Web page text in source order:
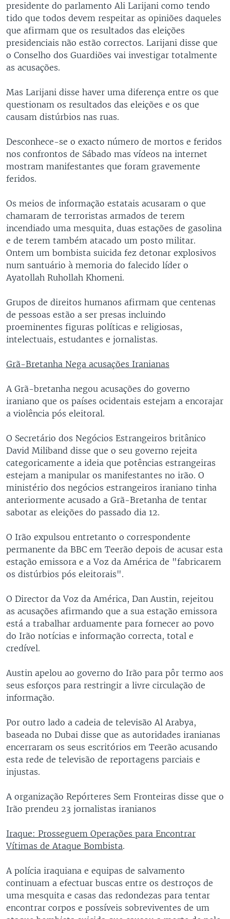
presidente do parlamento Ali Larijani como tendo
tido que todos devem respeitar as opiniões daqueles
que afirmam que os resultados das eleições
presidenciais não estão correctos. Larijani disse que
o Conselho dos Guardiões vai investigar totalmente
as acusações.
Mas Larijani disse haver uma diferença entre os que
questionam os resultados das eleições e os que
causam distúrbios nas ruas.
Desconhece-se o exacto número de mortos e feridos
nos confrontos de Sábado mas vídeos na internet
mostram manifestantes que foram gravemente
feridos.
Os meios de informação estatais acusaram o que
chamaram de terroristas armados de terem
incendiado uma mesquita, duas estações de gasolina
e de terem também atacado um posto militar.
Ontem um bombista suicida fez detonar explosivos
num santuário à memoria do falecido líder o
Ayatollah Ruhollah Khomeni.
Grupos de direitos humanos afirmam que centenas
de pessoas estão a ser presas incluindo
proeminentes figuras políticas e religiosas,
intelectuais, estudantes e jornalistas.
Grã-Bretanha Nega acusações Iranianas
A Grã-bretanha negou acusações do governo
iraniano que os países ocidentais estejam a encorajar
a violência pós eleitoral.
O Secretário dos Negócios Estrangeiros britânico
David Miliband disse que o seu governo rejeita
categoricamente a ideia que potências estrangeiras
estejam a manipular os manifestantes no irão. O
ministério dos negócios estrangeiros iraniano tinha
anteriormente acusado a Grã-Bretanha de tentar
sabotar as eleições do passado dia 12.
O Irão expulsou entretanto o correspondente
permanente da BBC em Teerão depois de acusar esta
estação emissora e a Voz da América de "fabricarem
os distúrbios pós eleitorais".
O Director da Voz da América, Dan Austin, rejeitou
as acusações afirmando que a sua estação emissora
está a trabalhar arduamente para fornecer ao povo
do Irão notícias e informação correcta, total e
credível.
Austin apelou ao governo do Irão para pôr termo aos
seus esforços para restringir a livre circulação de
informação.
Por outro lado a cadeia de televisão Al Arabya,
baseada no Dubai disse que as autoridades iranianas
encerraram os seus escritórios em Teerão acusando
esta rede de televisão de reportagens parciais e
injustas.
A organização Repórteres Sem Fronteiras disse que o
Irão prendeu 23 jornalistas iranianos
Iraque: Prosseguem Operações para Encontrar
Vítimas de Ataque Bombista.
A polícia iraquiana e equipas de salvamento
continuam a efectuar buscas entre os destroços de
uma mesquita e casas das redondezas para tentar
encontrar corpos e possíveis sobreviventes de um